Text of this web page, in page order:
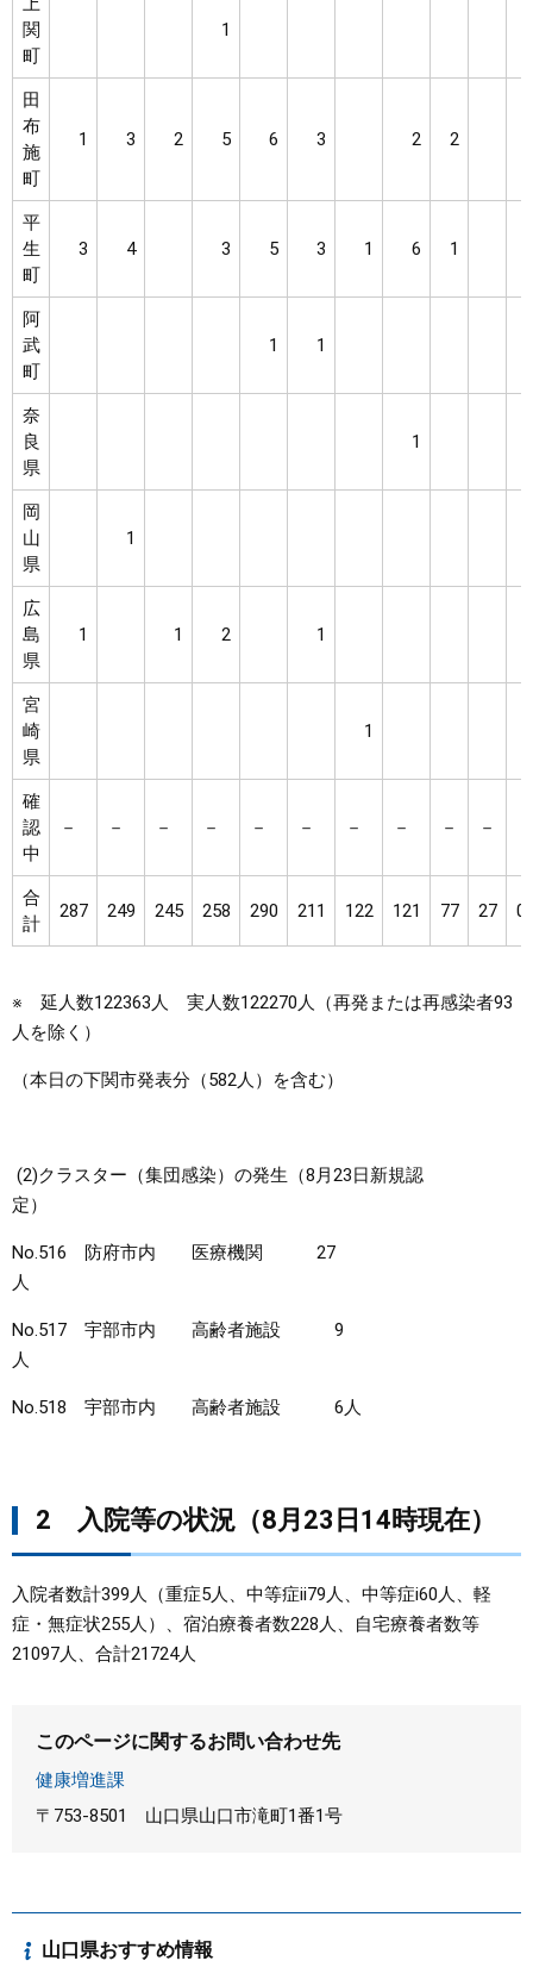
関
町
1
田
布
施
町
1 3 2 5 6 3 2 2
平
生
町
3 4 3 5 3 1 6 1
阿
武
町
1 1
奈
良
県
1
岡
山
県
1
広
島
県
1 1 2 1
宮
崎
県
1
確
認
中
－ － － － － － － － － －
合
計
287 249 245 258 290 211 122 121 77 27 0
※ 延人数122363人 実人数122270人（再発または再感染者93
人を除く）
（本日の下関市発表分（582人）を含む）
(2)クラスター（集団感染）の発生（8月23日新規認
定）
No.516 防府市内 医療機関 27
人
No.517 宇部市内 高齢者施設 9
人
No.518 宇部市内 高齢者施設 6人
2 入院等の状況（8月23日14時現在）
入院者数計399人（重症5人、中等症ii79人、中等症i60人、軽
症・無症状255人）、宿泊療養者数228人、自宅療養者数等
21097人、合計21724人
このページに関するお問い合わせ先
健康増進課
〒753-8501
山口県山口市滝町1番1号
山口県おすすめ情報